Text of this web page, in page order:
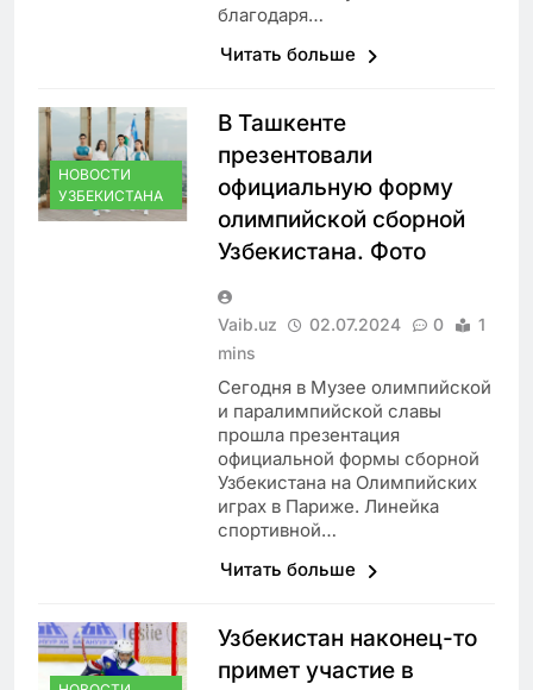
благодаря…
Читать больше
НОВОСТИ
УЗБЕКИСТАНА
В Ташкенте
презентовали
официальную форму
олимпийской сборной
Узбекистана. Фото
Vaib.uz 02.07.2024 0
1
mins
Сегодня в Музее олимпийской
и паралимпийской славы
прошла презентация
официальной формы сборной
Узбекистана на Олимпийских
играх в Париже. Линейка
спортивной…
Читать больше
Узбекистан наконец-то
примет участие в